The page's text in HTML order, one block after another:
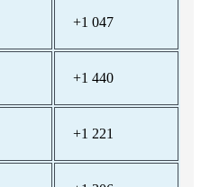
+1 047
+1 440
+1 221